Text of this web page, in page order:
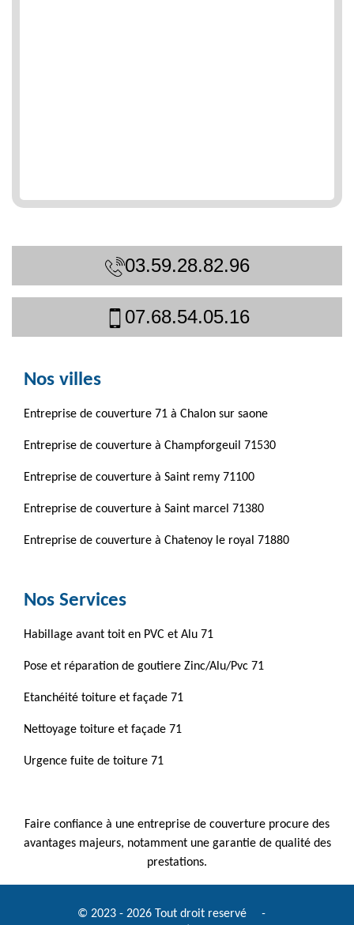
03.59.28.82.96
07.68.54.05.16
Nos villes
Entreprise de couverture 71 à Chalon sur saone
Entreprise de couverture à Champforgeuil 71530
Entreprise de couverture à Saint remy 71100
Entreprise de couverture à Saint marcel 71380
Entreprise de couverture à Chatenoy le royal 71880
Nos Services
Habillage avant toit en PVC et Alu 71
Pose et réparation de goutiere Zinc/Alu/Pvc 71
Etanchéité toiture et façade 71
Nettoyage toiture et façade 71
Urgence fuite de toiture 71
Faire confiance à une entreprise de couverture procure des
avantages majeurs, notamment une garantie de qualité des
prestations.
© 2023 - 2026 Tout droit reservé -